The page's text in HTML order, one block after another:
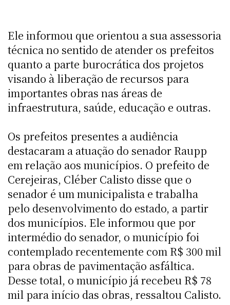
Ele informou que orientou a sua assessoria
técnica no sentido de atender os prefeitos
quanto a parte burocrática dos projetos
visando à liberação de recursos para
importantes obras nas áreas de
infraestrutura, saúde, educação e outras.
Os prefeitos presentes a audiência
destacaram a atuação do senador Raupp
em relação aos municípios. O prefeito de
Cerejeiras, Cléber Calisto disse que o
senador é um municipalista e trabalha
pelo desenvolvimento do estado, a partir
dos municípios. Ele informou que por
intermédio do senador, o município foi
contemplado recentemente com R$ 300 mil
para obras de pavimentação asfáltica.
Desse total, o município já recebeu R$ 78
mil para início das obras, ressaltou Calisto.